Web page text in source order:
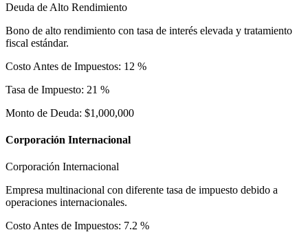
Deuda de Alto Rendimiento
Bono de alto rendimiento con tasa de interés elevada y tratamiento
fiscal estándar.
Costo Antes de Impuestos: 12 %
Tasa de Impuesto: 21 %
Monto de Deuda: $1,000,000
Corporación Internacional
Corporación Internacional
Empresa multinacional con diferente tasa de impuesto debido a
operaciones internacionales.
Costo Antes de Impuestos: 7.2 %